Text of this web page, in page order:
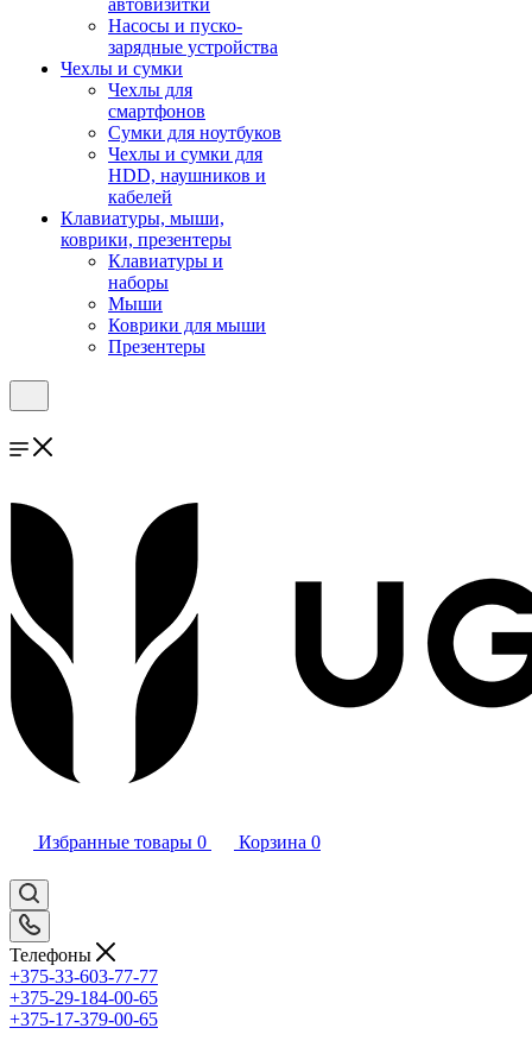
автовизитки
Насосы и пуско-
зарядные устройства
Чехлы и сумки
Чехлы для
смартфонов
Сумки для ноутбуков
Чехлы и сумки для
HDD, наушников и
кабелей
Клавиатуры, мыши,
коврики, презентеры
Клавиатуры и
наборы
Мыши
Коврики для мыши
Презентеры
Избранные товары 0 Корзина 0
Телефоны
+375-33-603-77-77
+375-29-184-00-65
+375-17-379-00-65